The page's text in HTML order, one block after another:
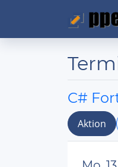
C#
Aktion